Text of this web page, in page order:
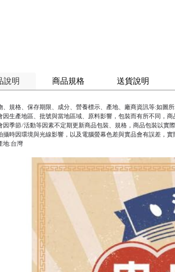
說明 商品規格 送貨說明
規格、保存期限、成分、營養標示、產地、廠商資訊等:如圖
生產地區、批號與當地區域、原料影響，包裝而有所不同，商
季節/活動等因素不定期更新商品包裝、規格，商品包裝以實
時因環境與光線影響，以及電腦螢幕色差與實品會有誤差，實
地:台灣